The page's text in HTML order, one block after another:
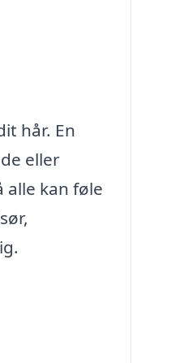
hår. En
eller
kan føle